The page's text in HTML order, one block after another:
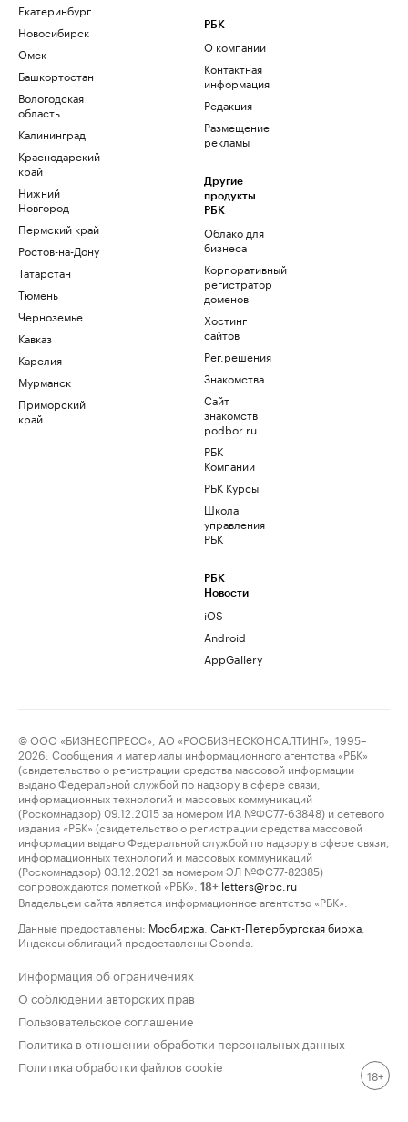
Екатеринбург
Новосибирск
Омск
Башкортостан
Вологодская
область
Калининград
Краснодарский
край
Нижний
Новгород
Пермский край
Ростов-на-Дону
Татарстан
Тюмень
Черноземье
Кавказ
Карелия
Мурманск
Приморский
край
РБК
О компании
Контактная
информация
Редакция
Размещение
рекламы
Другие
продукты
РБК
Облако для
бизнеса
Корпоративный
регистратор
доменов
Хостинг
сайтов
Рег.решения
Знакомства
Сайт
знакомств
podbor.ru
РБК
Компании
РБК Курсы
Школа
управления
РБК
РБК
Новости
iOS
Android
AppGallery
© ООО «БИЗНЕСПРЕСС», АО «РОСБИЗНЕСКОНСАЛТИНГ», 1995–
2026. Сообщения и материалы информационного агентства «РБК»
(свидетельство о регистрации средства массовой информации
выдано Федеральной службой по надзору в сфере связи,
информационных технологий и массовых коммуникаций
(Роскомнадзор) 09.12.2015 за номером ИА №ФС77-63848) и сетевого
издания «РБК» (свидетельство о регистрации средства массовой
информации выдано Федеральной службой по надзору в сфере связи,
информационных технологий и массовых коммуникаций
(Роскомнадзор) 03.12.2021 за номером ЭЛ №ФС77-82385)
сопровождаются пометкой «РБК».
18+ letters@rbc.ru
Владельцем сайта является информационное агентство «РБК».
Данные предоставлены: Мосбиржа Санкт-Петербургская биржа
Индексы облигаций предоставлены Cbonds.
Информация об ограничениях
О соблюдении авторских прав
Пользовательское соглашение
Политика в отношении обработки персональных данных
Политика обработки файлов cookie
18+